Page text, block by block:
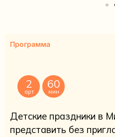
Программа
2
арт
60
мин
Детские праздники в
представить без